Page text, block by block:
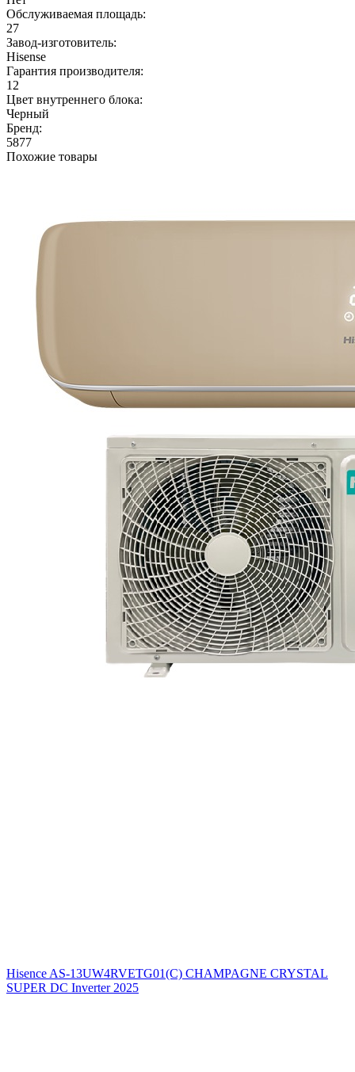
Обслуживаемая площадь:
27
Завод-изготовитель:
Hisense
Гарантия производителя:
12
Цвет внутреннего блока:
Черный
Бренд:
5877
Похожие товары
Hisence AS-13UW4RVETG01(C) CHAMPAGNE CRYSTAL
SUPER DC Inverter 2025